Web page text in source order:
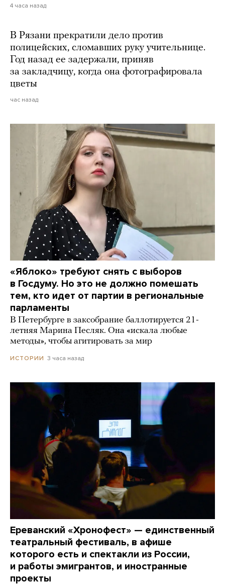
4 часа назад
В Рязани прекратили дело против
полицейских, сломавших руку учительнице.
Год назад ее задержали, приняв
за закладчицу, когда она фотографировала
цветы
час назад
«Яблоко» требуют снять с выборов
в Госдуму. Но это не должно помешать
тем, кто идет от партии в региональные
парламенты
В Петербурге в заксобрание баллотируется 21-
летняя Марина Песляк. Она «искала любые
методы», чтобы агитировать за мир
ИСТОРИИ 3 часа назад
Ереванский «Хронофест» — единственный
театральный фестиваль, в афише
которого есть и спектакли из России,
и работы эмигрантов, и иностранные
проекты